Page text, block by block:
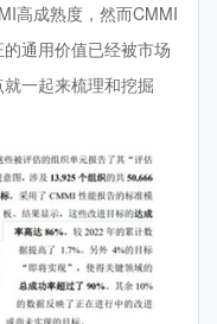
高成熟度，然而CMMI
通用价值已经被市场
一起来梳理和挖掘